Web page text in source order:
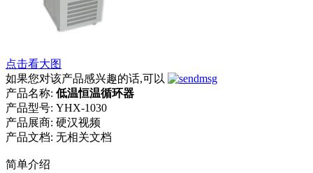
点击看大图
如果您对该产品感兴趣的话,可以
产品名称: 低温恒温循环器
产品型号: YHX-1030
产品展商: 硬汉视频
产品文档: 无相关文档
简单介绍